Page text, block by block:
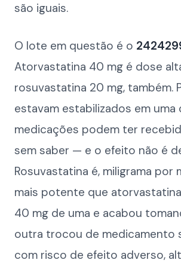
são iguais.
O lote em questão é o
Atorvastatina 40 mg é dose
rosuvastatina 20 mg, também.
estavam estabilizados em uma
medicações podem ter
sem saber — e o efeito não é
Rosuvastatina é, miligrama por
mais potente que
40 mg de uma e acabou
outra trocou de medicamento
com risco de efeito adverso,